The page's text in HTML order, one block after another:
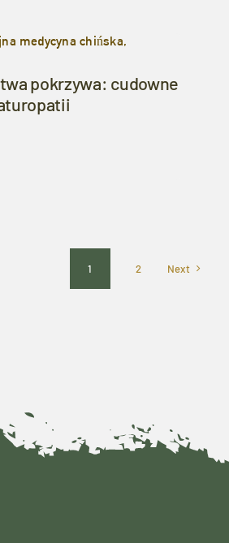
medycyna chińska,
pokrzywa: cudowne
1 2 Next